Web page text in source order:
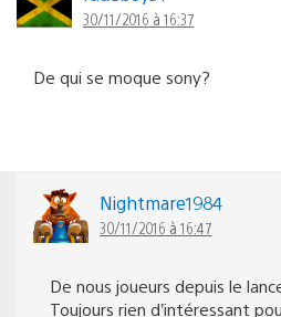
30/11/2016 à 16:37
De qui se moque sony?
Nightmare1984
30/11/2016 à 16:47
De nous joueurs depuis le
Toujours rien d’intéressant